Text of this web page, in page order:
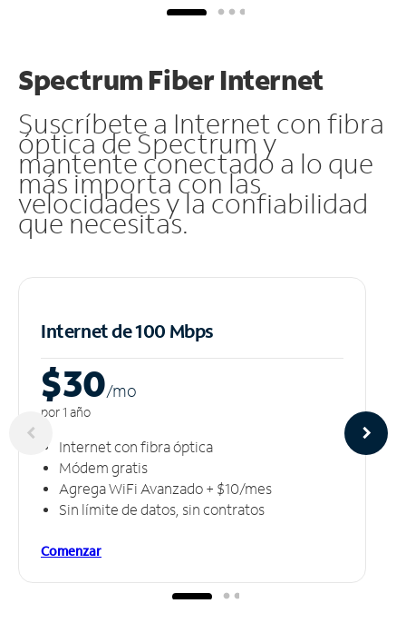
Spectrum Fiber Internet
Suscríbete a Internet con fibra
óptica de Spectrum y
mantente conectado a lo que
más importa con las
velocidades y la confiabilidad
que necesitas.
Internet de 100 Mbps
$30/mo
por 1 año
Internet con fibra óptica
Módem gratis
Agrega WiFi Avanzado + $10/mes
Sin límite de datos, sin contratos
Comenzar